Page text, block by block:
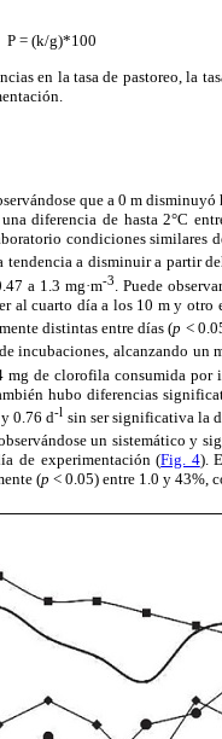
P = (k/g)*100
en la tasa de pastoreo, la
que a 0 m
diferencia de hasta 2°C
condiciones similares
tendencia a disminuir a partir
a 1.3 mg·m-3
. Puede
al cuarto día a los 10 m y
distintas entre días (p <
incubaciones, alcanzando un
mg de clorofila consumida por
hubo diferencias
0.76 d-l sin ser significativa la
un sistemático y
de experimentación (Fig. 4).
(p < 0.05) entre 1.0 y 43%,